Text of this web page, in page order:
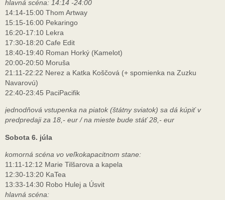
hlavná scéna: 14:14 -24:00
14:14-15:00 Thom Artway
15:15-16:00 Pekaringo
16:20-17:10 Lekra
17:30-18:20 Cafe Edit
18:40-19:40 Roman Horký (Kamelot)
20:00-20:50 Moruša
21:11-22:22 Nerez a Katka Koščová (+ spomienka na Zuzku
Navarovú)
22:40-23:45 PaciPacifik
jednodňová vstupenka na piatok (štátny sviatok) sa dá kúpiť v
predpredaji za 18,- eur / na mieste bude stáť 28,- eur
Sobota 6. júla
komorná scéna vo veľkokapacitnom stane:
11:11-12:12 Marie Tilšarova a kapela
12:30-13:20 KaTea
13:33-14:30 Robo Hulej a Úsvit
hlavná scéna: